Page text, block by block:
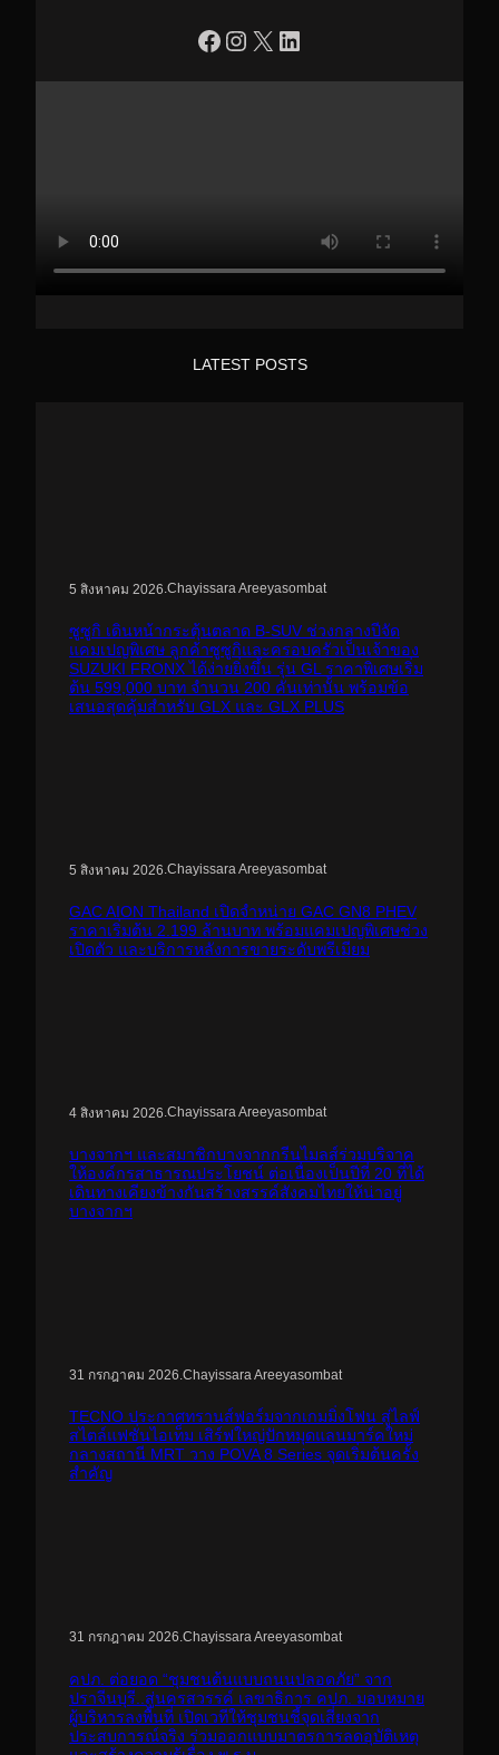
https://www.facebook.com/profile.php?id=100090086432719 Instagram X LinkedIn
LATEST POSTS
5 สิงหาคม 2026.Chayissara Areeyasombat
ซูซูกิ เดินหน้ากระตุ้นตลาด B-SUV ช่วงกลางปีจัด
แคมเปญพิเศษ ลูกค้าซูซูกิและครอบครัวเป็นเจ้าของ
SUZUKI FRONX ได้ง่ายยิ่งขึ้น รุ่น GL ราคาพิเศษเริ่ม
ต้น 599,000 บาท จำนวน 200 คันเท่านั้น พร้อมข้อ
เสนอสุดคุ้มสำหรับ GLX และ GLX PLUS
5 สิงหาคม 2026.Chayissara Areeyasombat
GAC AION Thailand เปิดจำหน่าย GAC GN8 PHEV
ราคาเริ่มต้น 2.199 ล้านบาท พร้อมแคมเปญพิเศษช่วง
เปิดตัว และบริการหลังการขายระดับพรีเมียม
4 สิงหาคม 2026.Chayissara Areeyasombat
บางจากฯ และสมาชิกบางจากกรีนไมลส์ร่วมบริจาค
ให้องค์กรสาธารณประโยชน์ ต่อเนื่องเป็นปีที่ 20 ที่ได้
เดินทางเคียงข้างกันสร้างสรรค์สังคมไทยให้น่าอยู่
บางจากฯ
31 กรกฎาคม 2026 Chayissara Areeyasombat
TECNO ประกาศทรานส์ฟอร์มจากเกมมิ่งโฟน สู่ไลฟ์
สไตล์แฟชั่นไอเท็ม เสิร์ฟใหญ่ปักหมุดแลนมาร์คใหม่
กลางสถานี MRT วาง POVA 8 Series จุดเริ่มต้นครั้ง
สำคัญ
31 กรกฎาคม 2026 Chayissara Areeyasombat
คปภ. ต่อยอด “ชุมชนต้นแบบถนนปลอดภัย” จาก
ปราจีนบุรี..สู่นครสวรรค์ เลขาธิการ คปภ. มอบหมาย
ผู้บริหารลงพื้นที่ เปิดเวทีให้ชุมชนชี้จุดเสี่ยงจาก
ประสบการณ์จริง ร่วมออกแบบมาตรการลดอุบัติเหตุ